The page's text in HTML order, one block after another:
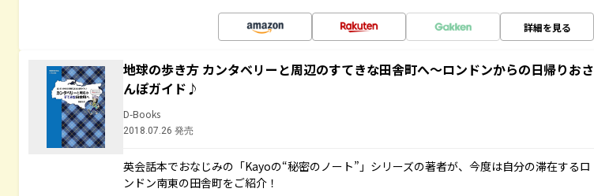
詳細を見る
地球の歩き方 カンタベリーと周辺のすてきな田舎町へ～ロンドンからの日帰りおさ
んぽガイド♪
D-Books
2018.07.26 発売
英会話本でおなじみの「Kayoの“秘密のノート”」シリーズの著者が、今度は自分の滞在するロ
ンドン南東の田舎町をご紹介！